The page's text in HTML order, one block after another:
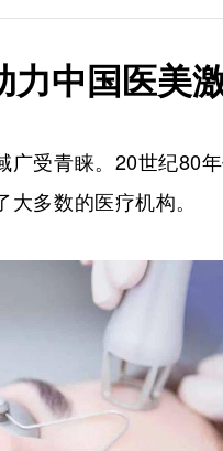
中国医美
受青睐。20世纪80
多数的医疗机构。